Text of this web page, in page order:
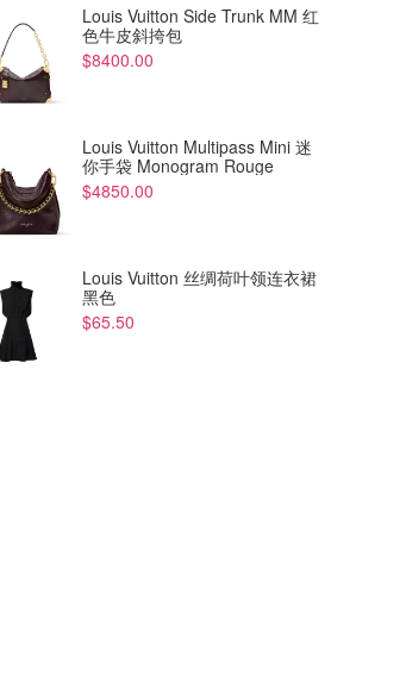
Louis Vuitton Side Trunk MM 红
色牛皮斜挎包
$8400.00
Louis Vuitton Multipass Mini 迷
你手袋 Monogram Rouge
$4850.00
Louis Vuitton 丝绸荷叶领连衣裙
黑色
$65.50